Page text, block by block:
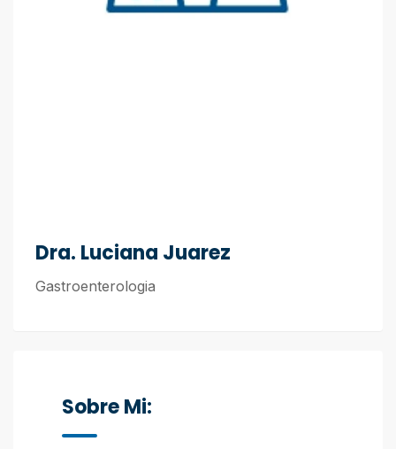
Dra. Luciana Juarez
Gastroenterologia
Sobre Mi: